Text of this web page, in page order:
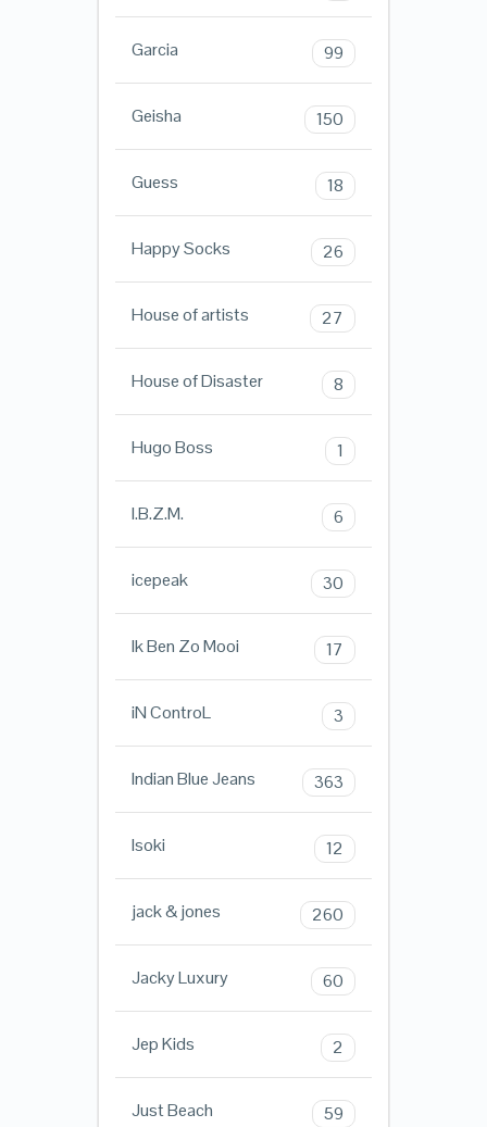
Garcia 99
Geisha 150
Guess 18
Happy Socks 26
House of artists 27
House of Disaster 8
Hugo Boss 1
I.B.Z.M. 6
icepeak 30
Ik Ben Zo Mooi 17
iN ControL 3
Indian Blue Jeans 363
Isoki 12
jack & jones 260
Jacky Luxury 60
Jep Kids 2
Just Beach 59